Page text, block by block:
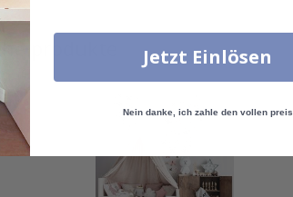
produkte Jetzt Einlösen
Nein danke, ich zahle den vollen preis